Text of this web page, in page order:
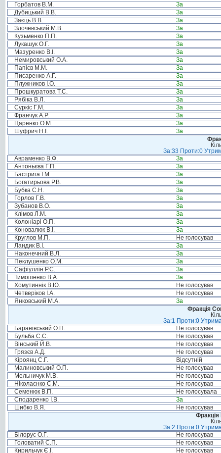
Горбатов В.М.
За
Дубицький В.В.
За
Заєць В.В.
За
Злочевський М.В.
За
Кузьменко П.П.
За
Лукашук О.Г.
За
Мазуренко В.І.
За
Немировський О.А.
За
Папієв М.М.
За
Писаренко А.Г.
За
Плужников І.О.
За
Прошкуратова Т.С.
За
Рябіка В.Л.
За
Суркіс Г.М.
За
Франчук А.Р.
За
Царенко О.М.
За
Шуфрич Н.І.
За
За:33 Проти:0
Авраменко В.Ф.
За
Антоньєва Г.П.
За
Бастрига І.М.
За
Богатирьова Р.В.
За
Бубка С.Н.
За
Горлов Г.В.
За
Зубанов В.О.
За
Клімов Л.М.
За
Колоніарі О.П.
За
Коновалюк В.І.
За
Круглов М.П.
Не голосував
Ландик В.І.
За
Наконечний В.Л.
За
Пеклушенко О.М.
За
Сафіуллін Р.С.
За
Тимошенко В.А.
За
Хомутиннік В.Ю.
Не голосував
Четверіков І.А.
Не голосував
Янковський М.А.
За
Фракція
За:1 Проти:0
Баранівський О.П.
Не голосував
Бульба С.С.
Не голосував
Вінський Й.В.
Не голосував
Грязєв А.Д.
Не голосував
Кіроянц С.Г.
Відсутній
Малиновський О.П.
Не голосував
Мельничук М.В.
Не голосував
Ніколаєнко С.М.
Не голосував
Семенюк В.П.
Не голосувала
Сподаренко І.В.
За
Шибко В.Я.
Не голосував
За:2 Проти:0
Білорус О.Г.
Не голосував
Головатий С.П.
Не голосував
Кирильчук Є.І.
Не голосував